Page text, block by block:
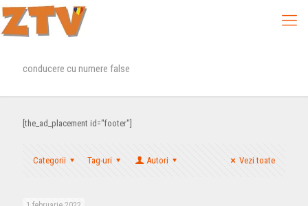
conducere cu numere false
[the_ad_placement id="footer"]
Categorii Tag-uri Autori Vezi toate